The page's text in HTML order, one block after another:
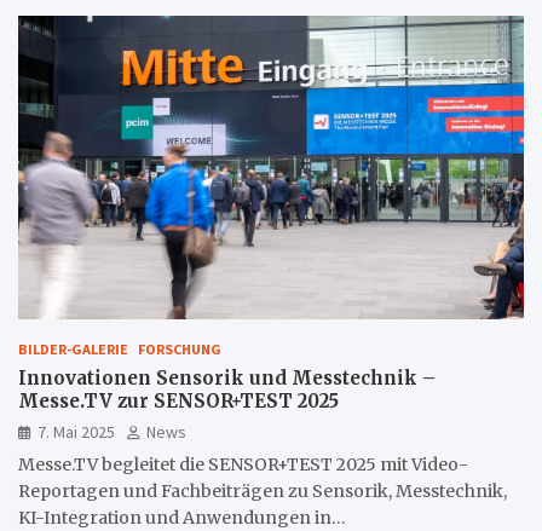
BILDER-GALERIE FORSCHUNG
Innovationen Sensorik und Messtechnik –
Messe.TV zur SENSOR+TEST 2025
7. Mai 2025
News
Messe.TV begleitet die SENSOR+TEST 2025 mit Video-
Reportagen und Fachbeiträgen zu Sensorik, Messtechnik,
KI-Integration und Anwendungen in…